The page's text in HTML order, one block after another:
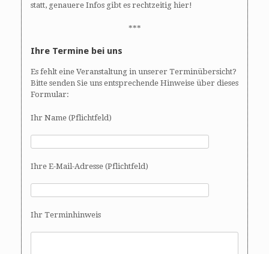
statt, genauere Infos gibt es rechtzeitig hier!
***
Ihre Termine bei uns
Es fehlt eine Veranstaltung in unserer Terminübersicht?
Bitte senden Sie uns entsprechende Hinweise über dieses
Formular:
Ihr Name (Pflichtfeld)
Ihre E-Mail-Adresse (Pflichtfeld)
Ihr Terminhinweis